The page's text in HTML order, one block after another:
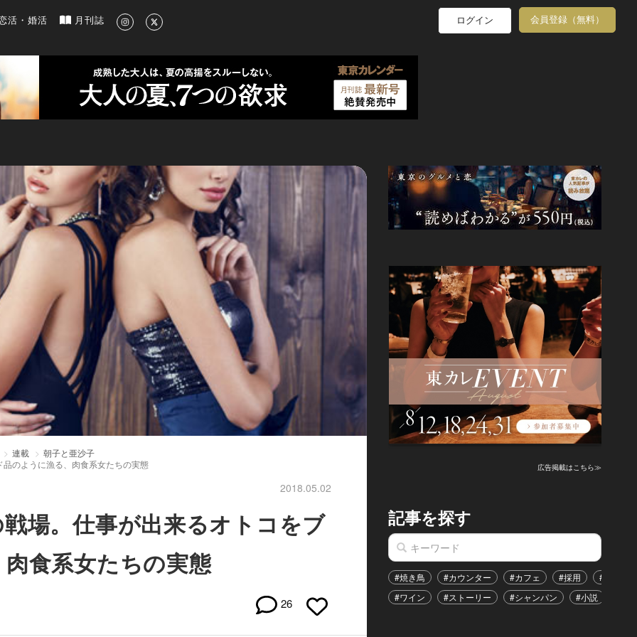
ルメ、洗練されたライフスタイル情報
活・婚活 月刊誌 ログイン 会員登録（無料）
連載
朝子と亜沙子
のように漁る、肉食系女たちの実態
2018.05.02
場。仕事が出来るオトコをブ
食系女たちの実態
26
広告掲載はこちら≫
記事を探す
#焼き鳥 #カウンター #カフェ #採用
#恋愛
#ワイン
#ストーリー #シャンパン #小説